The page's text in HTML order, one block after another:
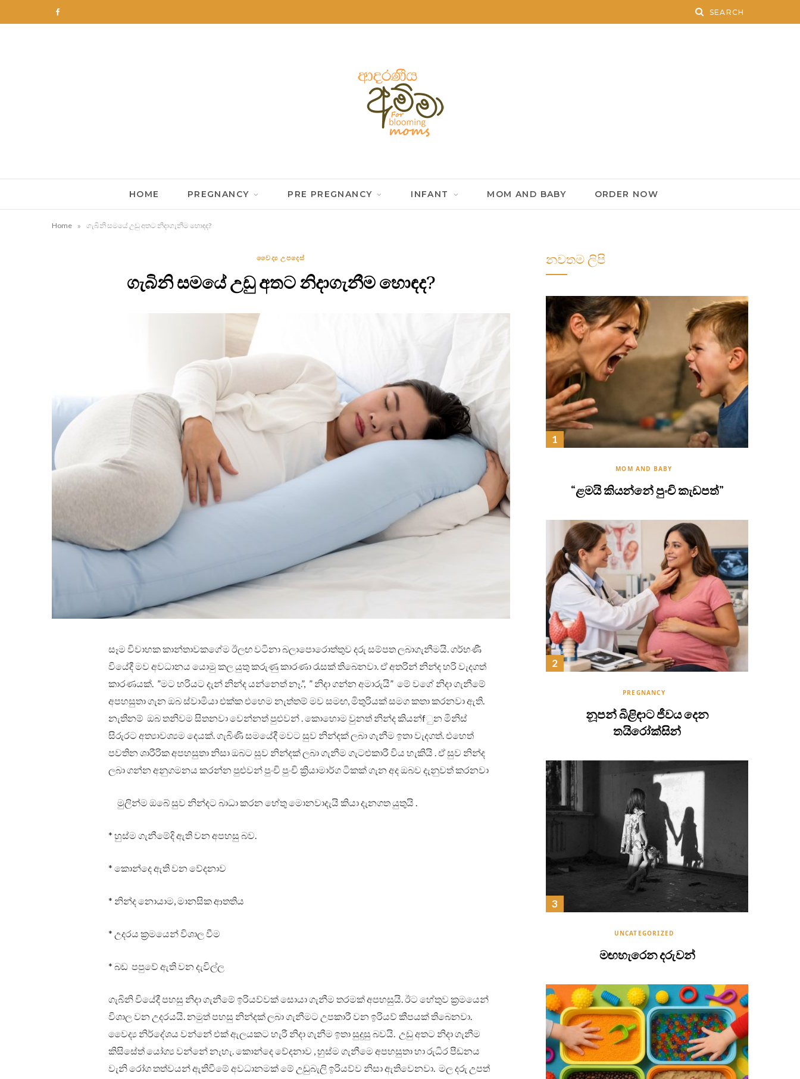
F
k
HOME PREGNANCY PRE PREGNANCY INFANT MOM AND BABY ORDER NOW
Home » ගැබිනි සමයේ උඩු අතට නිදාගැනීම හොඳද?
වෛද්‍ය උපදෙස්
ගැබිනි සමයේ උඩු අතට නිදාගැනීම හොඳද?
සෑම විවාහක කාන්තාවකගේම ඊලඟ වටිනා බලාපොරොත්තුව දරු සම්පත ලබාගැනීමයි. ගර්භණී
වියේදී මව අවධානය යොමු කල යුතු කරුණු කාරණා රැසක් තිබෙනවා. ඒ අතරින් නින්ද හරි වැදගත්
කාරණයක්. ”‍මට හරියට දැන් නින්ද යන්නෙත් නෑ.”‍, ”‍ නිදා ගන්න අමාරුයි”‍ මේ වගේ නිදා ගැනීමේ
අපහසුතා ගැන ඔබ ස්වාමියා එක්ක එහෙම නැත්තම් මව සමඟ, මිතුරියක් සමග කතා කරනවා ඇති.
නැතිනම් ඔබ තනිවම සිතනවා වෙන්නත් පුළුවන් . කොහොම වුනත් නින්ද කියන්fුන මිනිස්
සිරුරට අත්‍යාවශ්‍යම දෙයක්. ගැබිණි සමයේදී මවට සුව නින්දක් ලබා ගැනීම ඉතා වැදගත්. එහෙත්
පවතින ශාරීරික අපහසුතා නිසා ඔබට සුව නින්දක් ලබා ගැනීම ගැටළුකාරී විය හැකියි . ඒ සුව නින්ද
ලබා ගන්න අනුගමනය කරන්න පුළුවන් පුංචි පුංචි ක්‍රියාමාර්ග ටිකක් ගැන අද ඔබව දැනුවත් කරනවා
මුලින්ම ඔබේ සුව නින්දට බාධා කරන හේතු මොනවාදැයි කියා දැනගත යුතුයි .
* හුස්ම ගැනීමේදි ඇති වන අපහසු බව.
* කොන්දෙ ඇති වන වේදනාව
* නින්ද නොයාම, මානසික ආතතිය
* උදරය ක්‍රමයෙන් විශාල වීම
* බඩ පපුවේ ඇති වන දැවිල්ල
ගැබිනි වියේදී පහසු නිදා ගැනීමේ ඉරියව්වක් සොයා ගැනීම තරමක් අපහසුයි. ඊට හේතුව ක්‍රමයෙන්
විශාල වන උදරයයි. නමුත් පහසු නින්දක් ලබා ගැනීමට උපකාරී වන ඉරියව් කීපයක් තිබෙනවා.
වෛද්‍ය නිර්දේශය වන්නේ එක් ඇලයකට හැරී නිදා ගැනීම ඉතා සුදුසු බවයි. උඩු අතට නිදා ගැනීම
කිසිසේත් යෝග්‍ය වන්නේ නැහැ. කොන්දෙ වේදනාව , හුස්ම ගැනීමෙ අපහසුතා හා රුධිර පීඩනය
වැනි රෝග තත්වයන් ඇතිවීමේ අවධානමක් මේ උඩුබැලි ඉරියව්ව නිසා ඇතිවෙනවා. මල දරු උපත්
නවතම ලිපි
MOM AND BABY
“ළමයි කියන්නේ පුංචි කැඩපත්”
PREGNANCY
නූපන් බිළිඳාට ජීවය දෙන
තයිරෝක්සින්
UNCATEGORIZED
මඟහැරෙන දරුවන්